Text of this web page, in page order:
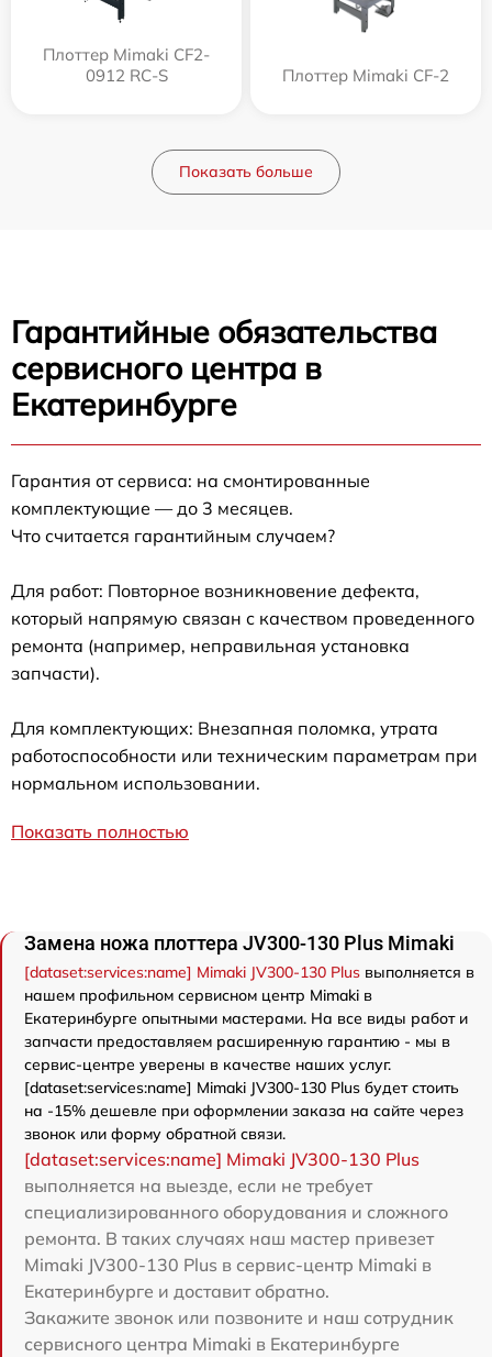
Плоттер Mimaki CF2-
0912 RC-S
Плоттер Mimaki CF-2
Показать больше
Гарантийные обязательства
сервисного центра в
Екатеринбурге
Гарантия от сервиса: на смонтированные
комплектующие — до 3 месяцев.
Что считается гарантийным случаем?
Для работ: Повторное возникновение дефекта,
который напрямую связан с качеством проведенного
ремонта (например, неправильная установка
запчасти).
Для комплектующих: Внезапная поломка, утрата
работоспособности или техническим параметрам при
нормальном использовании.
Показать полностью
Замена ножа плоттера JV300-130 Plus Mimaki
[dataset:services:name] Mimaki JV300-130 Plus выполняется в
нашем профильном сервисном центр Mimaki в
Екатеринбурге опытными мастерами. На все виды работ и
запчасти предоставляем расширенную гарантию - мы в
сервис-центре уверены в качестве наших услуг.
[dataset:services:name] Mimaki JV300-130 Plus будет стоить
на -15% дешевле при оформлении заказа на сайте через
звонок или форму обратной связи.
[dataset:services:name] Mimaki JV300-130 Plus
выполняется на выезде, если не требует
специализированного оборудования и сложного
ремонта. В таких случаях наш мастер привезет
Mimaki JV300-130 Plus в сервис-центр Mimaki в
Екатеринбурге и доставит обратно.
Закажите звонок или позвоните и наш сотрудник
сервисного центра Mimaki в Екатеринбурге